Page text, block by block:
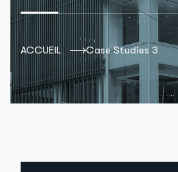
ACCUEIL Case Studies 3